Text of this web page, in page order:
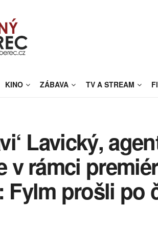
KINO ZÁBAVA TV A STREAM
Lavický,
v rámci
Fylm prošli po